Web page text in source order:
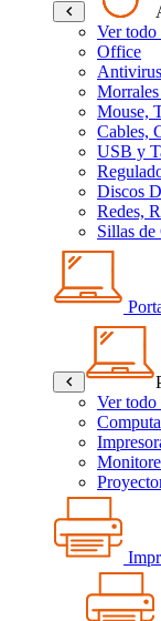
Ver todo
Office
Antivirus
Mouse,
Cables,
USB y
Discos
Redes,
Sillas
Ver todo